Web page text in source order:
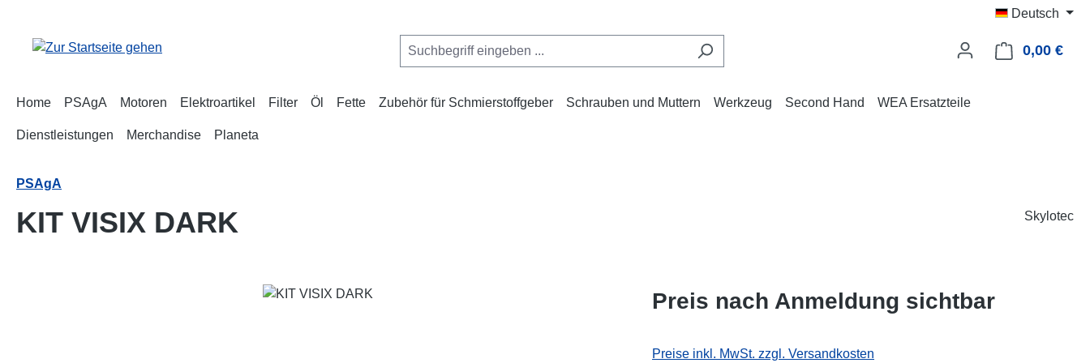
Deutsch
0,00 €
Home PSAgA Motoren Elektroartikel Filter Öl Fette Zubehör für Schmierstoffgeber Schrauben und Muttern Werkzeug Second Hand WEA Ersatzteile
Dienstleistungen Merchandise Planeta
PSAgA
KIT VISIX DARK Skylotec
Preis nach Anmeldung sichtbar
Preise inkl. MwSt. zzgl. Versandkosten